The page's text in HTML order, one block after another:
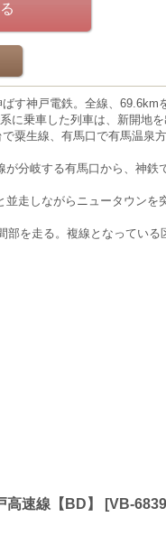
す神戸電鉄。全線、69.6km
に乗車した列車は、新開地
粟生線、有馬口で有馬温泉
分岐する有馬口から、神
走しながらニュータウン
を走る。複線となってい
速線【BD】 [VB-6839